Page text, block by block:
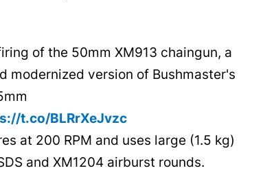
of the 50mm XM913 chaingun, a
modernized version of Bushmaster's
t.co/BLRrXeJvzc
at 200 RPM and uses large (1.5 kg)
and XM1204 airburst rounds.